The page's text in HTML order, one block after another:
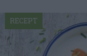
RECEPT